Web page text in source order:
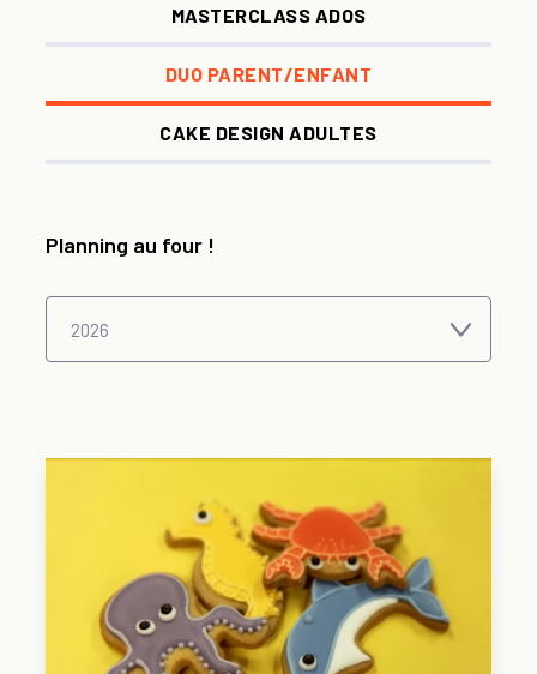
MASTERCLASS ADOS
DUO PARENT/ENFANT
CAKE DESIGN ADULTES
Planning au four !